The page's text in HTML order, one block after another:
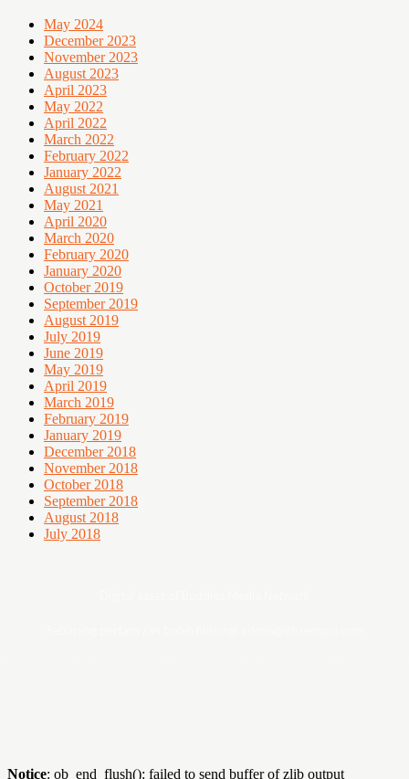
May 2024
December 2023
November 2023
August 2023
April 2023
May 2022
April 2022
March 2022
February 2022
January 2022
August 2021
May 2021
April 2020
March 2020
February 2020
January 2020
October 2019
September 2019
August 2019
July 2019
June 2019
May 2019
April 2019
March 2019
February 2019
January 2019
December 2018
November 2018
October 2018
September 2018
August 2018
July 2018
Notice: ob_end_flush(): failed to send buffer of zlib output